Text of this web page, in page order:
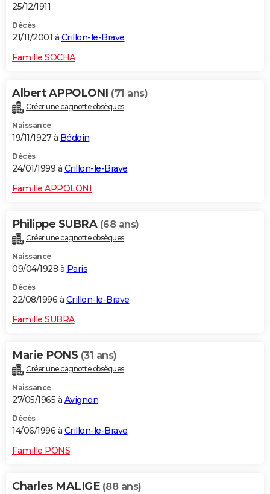
25/12/1911
Décès
21/11/2001 à Crillon-le-Brave
Famille SOCHA
Albert APPOLONI (71 ans)
Créer une cagnotte obsèques
Naissance
19/11/1927 à Bédoin
Décès
24/01/1999 à Crillon-le-Brave
Famille APPOLONI
Philippe SUBRA (68 ans)
Créer une cagnotte obsèques
Naissance
09/04/1928 à Paris
Décès
22/08/1996 à Crillon-le-Brave
Famille SUBRA
Marie PONS (31 ans)
Créer une cagnotte obsèques
Naissance
27/05/1965 à Avignon
Décès
14/06/1996 à Crillon-le-Brave
Famille PONS
Charles MALIGE (88 ans)